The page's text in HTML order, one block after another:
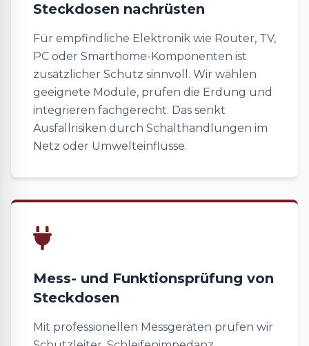
Steckdosen nachrüsten
Für empfindliche Elektronik wie Router, TV,
PC oder Smarthome-Komponenten ist
zusätzlicher Schutz sinnvoll. Wir wählen
geeignete Module, prüfen die Erdung und
integrieren fachgerecht. Das senkt
Ausfallrisiken durch Schalthandlungen im
Netz oder Umwelteinflüsse.
Mess- und Funktionsprüfung von
Steckdosen
Mit professionellen Messgeräten prüfen wir